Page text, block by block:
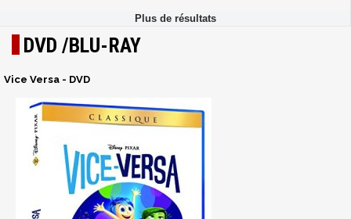
DVD /BLU-RAY
Vice Versa - DVD